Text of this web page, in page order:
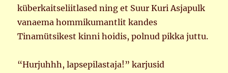
küberkaitseliitlased ning et Suur Kuri Asjapulk
vanaema hommikumantlit kandes
Tinamütsikest kinni hoidis, polnud pikka juttu.
“Hurjuhhh, lapsepilastaja!” karjusid